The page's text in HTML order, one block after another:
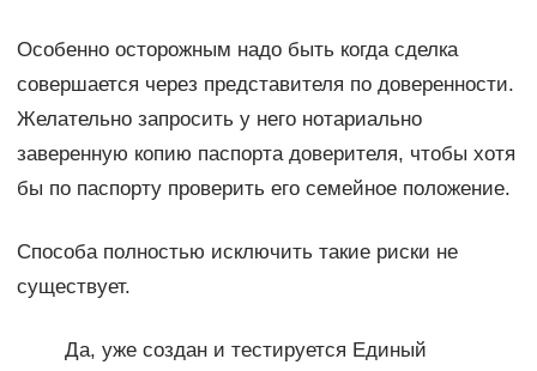
Особенно осторожным надо быть когда сделка
совершается через представителя по доверенности.
Желательно запросить у него нотариально
заверенную копию паспорта доверителя, чтобы хотя
бы по паспорту проверить его семейное положение.
Способа полностью исключить такие риски не
существует.
Да, уже создан и тестируется Единый